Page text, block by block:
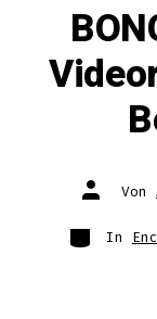
Autor
des Von
Kategorien
In